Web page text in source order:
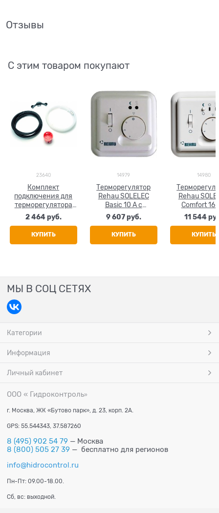
Отзывы
С этим товаром покупают
23640
Комплект
подключения для
терморегулятора
Rehau SOLELEC
2 464 руб.
КУПИТЬ
14979
Терморегулятор
Rehau SOLELEC
Basic 10 A с
выносным
датчиком
температуры
9 607 руб.
КУПИТЬ
14980
Rehau
Comfort 16
функцией
с
11 544
КУПИТЬ
МЫ В СОЦ СЕТЯХ
Категории
Информация
Личный кабинет
ООО « Гидроконтроль»
г. Москва, ЖК «Бутово парк», д. 23, корп. 2А.
GPS: 55.544343, 37.587260
8 (495) 902 54 79 — Москва
8 (800) 505 27 39 — бесплатно для регионов
info@hidrocontrol.ru
Пн-Пт: 09.00-18.00.
Сб, вс: выходной.